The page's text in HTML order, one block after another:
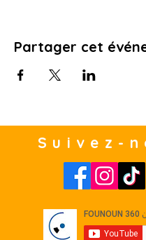
Partager cet
Suivez-